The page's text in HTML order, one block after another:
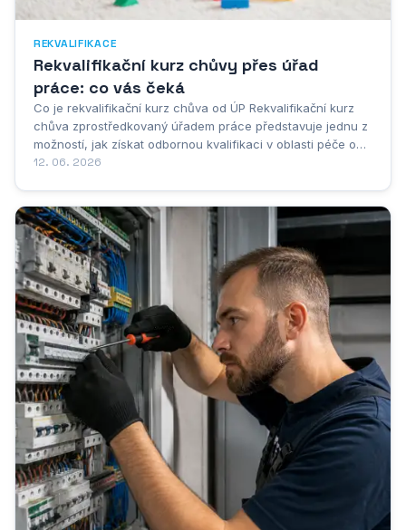
REKVALIFIKACE
Rekvalifikační kurz chůvy přes úřad
práce: co vás čeká
Co je rekvalifikační kurz chůva od ÚP Rekvalifikační kurz
chůva zprostředkovaný úřadem práce představuje jednu z
možností, jak získat odbornou kvalifikaci v oblasti péče o
děti, a to zcela zdarma nebo za výrazně snížené náklady.
12. 06. 2026